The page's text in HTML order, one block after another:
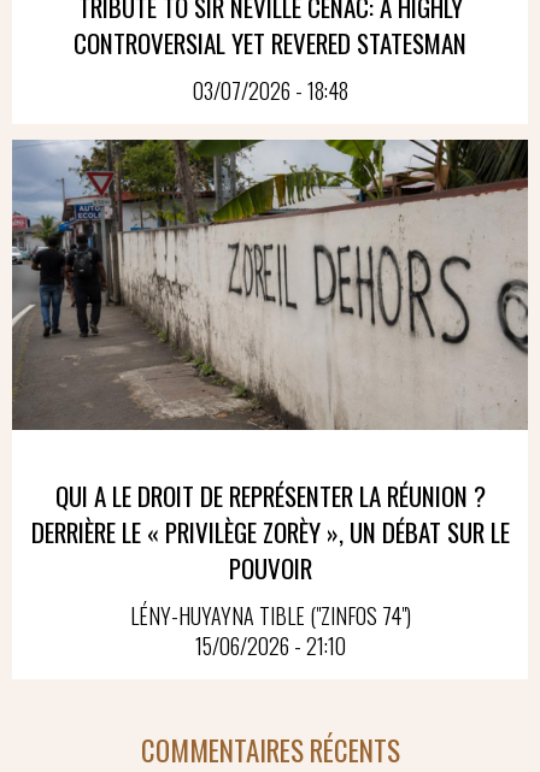
CONTROVERSIAL YET REVERED STATESMAN
03/07/2026 - 18:48
QUI A LE DROIT DE REPRÉSENTER LA RÉUNION ?
DERRIÈRE LE « PRIVILÈGE ZORÈY », UN DÉBAT SUR LE
POUVOIR
LÉNY-HUYAYNA TIBLE ("ZINFOS 74")
15/06/2026 - 21:10
COMMENTAIRES RÉCENTS